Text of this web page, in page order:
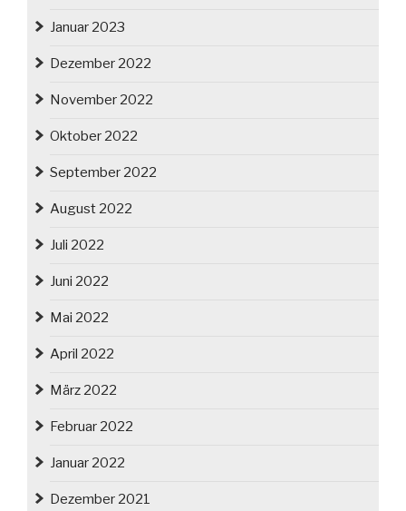
Januar 2023
Dezember 2022
November 2022
Oktober 2022
September 2022
August 2022
Juli 2022
Juni 2022
Mai 2022
April 2022
März 2022
Februar 2022
Januar 2022
Dezember 2021